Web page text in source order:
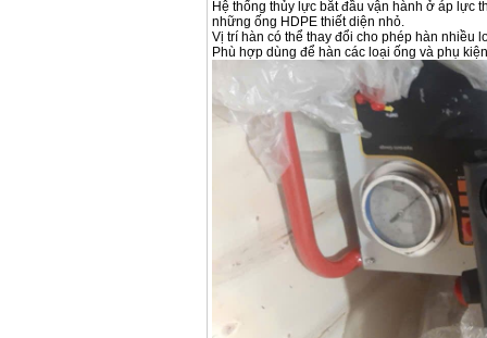
Hệ thống thủy lực bắt đầu vận hành ở áp lực
những ống HDPE thiết diện nhỏ.
Vị trí hàn có thể thay đổi cho phép hàn nhiều
Phù hợp dùng để hàn các loại ống và phụ kiện